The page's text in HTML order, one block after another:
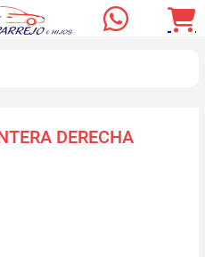
DERECHA